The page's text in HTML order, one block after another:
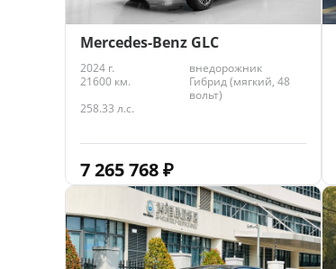
Mercedes-Benz GLC
2024 г.
внедорожник
21600 км.
Гибрид (мягкий, 48
вольт)
258.33 л.с.
7 265 768₽